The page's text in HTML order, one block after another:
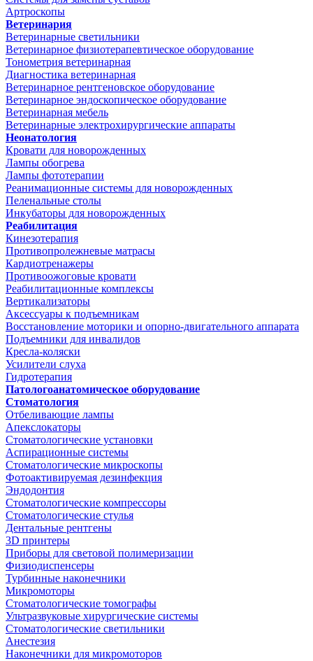
Артроскопы
Ветеринария
Ветеринарные светильники
Ветеринарное физиотерапевтическое оборудование
Тонометрия ветеринарная
Диагностика ветеринарная
Ветеринарное рентгеновское оборудование
Ветеринарное эндоскопическое оборудование
Ветеринарная мебель
Ветеринарные электрохирургические аппараты
Неонатология
Кровати для новорожденных
Лампы обогрева
Лампы фототерапии
Реанимационные системы для новорожденных
Пеленальные столы
Инкубаторы для новорожденных
Реабилитация
Кинезотерапия
Противопролежневые матрасы
Кардиотренажеры
Противоожоговые кровати
Реабилитационные комплексы
Вертикализаторы
Аксессуары к подъемникам
Восстановление моторики и опорно-двигательного аппарата
Подъемники для инвалидов
Кресла-коляски
Усилители слуха
Гидротерапия
Патологоанатомическое оборудование
Стоматология
Отбеливающие лампы
Апекслокаторы
Стоматологические установки
Аспирационные системы
Стоматологические микроскопы
Фотоактивируемая дезинфекция
Эндодонтия
Стоматологические компрессоры
Стоматологические стулья
Дентальные рентгены
3D принтеры
Приборы для световой полимеризации
Физиодиспенсеры
Турбинные наконечники
Микромоторы
Стоматологические томографы
Ультразвуковые хирургические системы
Стоматологические светильники
Анестезия
Наконечники для микромоторов